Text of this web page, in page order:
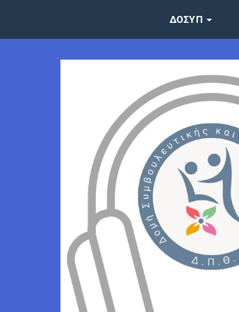
ΔΟΣΥΠ